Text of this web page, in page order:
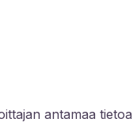
antamaa tietoa